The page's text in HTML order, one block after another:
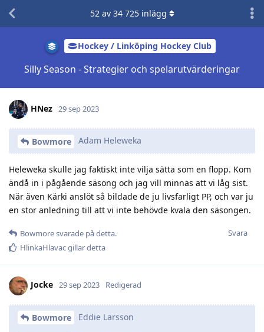
Hockey / Linköping Hockey Club
Silly Season - Strategier och spelarutvärderingar
52av 34 725inlägg
HNez 29 sep 2023
Bowmore Adam Heleweka
Heleweka skulle jag faktiskt inte vilja sätta som en flopp. Kom
ändå in i pågående säsong och jag vill minnas att vi låg sist.
När även Kärki anslöt så bildade de ju livsfarligt PP, och var ju
en stor anledning till att vi inte behövde kvala den säsongen.
Svara
Bowmoresvarade på detta.
HlinkaHlavacgillar detta
Jocke 29 sep 2023 Redigerad
Bowmore Eddie Larsson